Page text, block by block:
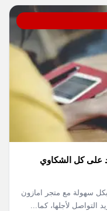
على كل الشكاوي
سهولة مع متجر امازون
التواصل لأجلها، كما...